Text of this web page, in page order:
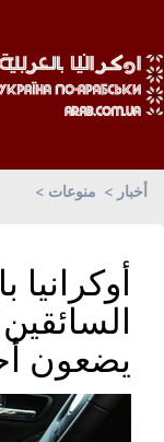
أخبار منوعات
أوكرانيا
يضعون